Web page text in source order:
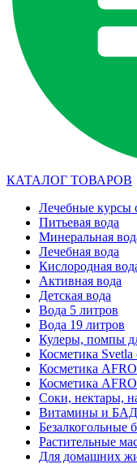
КАТАЛОГ ТОВАРОВ
Лечебные курсы
Питьевая вода
Минеральная
Лечебная вода
Кислородная
Активная вода
Детская вода
Вода 5 литров
Вода 19 литров
Кулеры, помпы
Косметика Svetla
Косметика
Косметика
Соки, нектары,
Витамины и БАД
Безалкогольные
Растительные
Для домашних